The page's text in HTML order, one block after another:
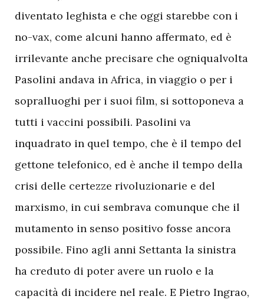
diventato leghista e che oggi starebbe con i
no-vax, come alcuni hanno affermato, ed è
irrilevante anche precisare che ogniqualvolta
Pasolini andava in Africa, in viaggio o per i
sopralluoghi per i suoi film, si sottoponeva a
tutti i vaccini possibili. Pasolini va
inquadrato in quel tempo, che è il tempo del
gettone telefonico, ed è anche il tempo della
crisi delle certezze rivoluzionarie e del
marxismo, in cui sembrava comunque che il
mutamento in senso positivo fosse ancora
possibile. Fino agli anni Settanta la sinistra
ha creduto di poter avere un ruolo e la
capacità di incidere nel reale. E Pietro Ingrao,